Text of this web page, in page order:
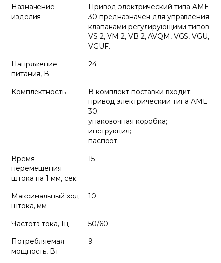
Назначение
изделия
Привод электрический типа AME
30 предназначен для управления
клапанами регулирующими типов
VS 2, VM 2, VB 2, AVQM, VGS, VGU,
VGUF.
Напряжение
питания, В
24
Комплектность
В комплект поставки входит:-
привод электрический типа AME
30;
упаковочная коробка;
инструкция;
паспорт.
Время
перемещения
штока на 1 мм, сек.
15
Максимальный ход
штока, мм
10
Частота тока, Гц
50/60
Потребляемая
мощность, Вт
9